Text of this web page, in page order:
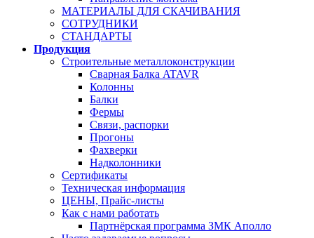
МАТЕРИАЛЫ ДЛЯ СКАЧИВАНИЯ
СОТРУДНИКИ
СТАНДАРТЫ
Продукция
Строительные металлоконструкции
Сварная Балка ATAVR
Колонны
Балки
Фермы
Связи, распорки
Прогоны
Фахверки
Надколонники
Сертификаты
Техническая информация
ЦЕНЫ, Прайс-листы
Как с нами работать
Партнёрская программа ЗМК Аполло